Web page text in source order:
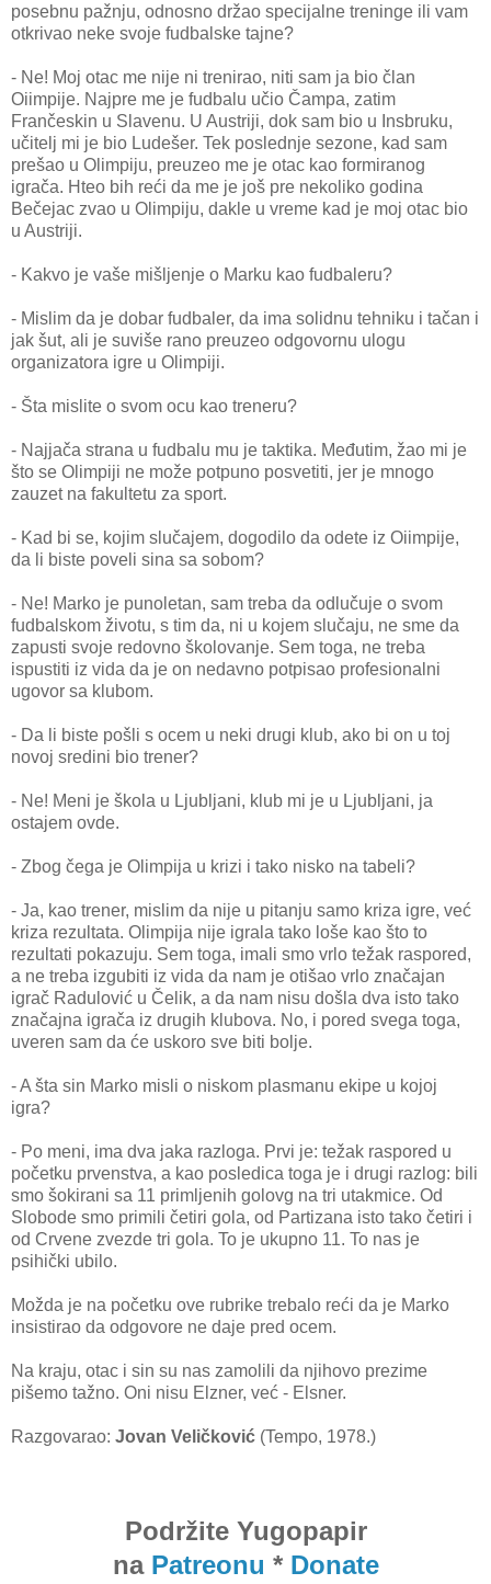
posebnu pažnju, odnosno držao specijalne treninge ili vam
otkrivao neke svoje fudbalske tajne?
- Ne! Moj otac me nije ni trenirao, niti sam ja bio član
Oiimpije. Najpre me je fudbalu učio Čampa, zatim
Frančeskin u Slavenu. U Austriji, dok sam bio u Insbruku,
učitelj mi je bio Ludešer. Tek poslednje sezone, kad sam
prešao u Olimpiju, preuzeo me je otac kao formiranog
igrača. Hteo bih reći da me je još pre nekoliko godina
Bečejac zvao u Olimpiju, dakle u vreme kad je moj otac bio
u Austriji.
- Kakvo je vaše mišljenje o Marku kao fudbaleru?
- Mislim da je dobar fudbaler, da ima solidnu tehniku i tačan i
jak šut, ali je suviše rano preuzeo odgovornu ulogu
organizatora igre u Olimpiji.
- Šta mislite o svom ocu kao treneru?
- Najjača strana u fudbalu mu je taktika. Međutim, žao mi je
što se Olimpiji ne može potpuno posvetiti, jer je mnogo
zauzet na fakultetu za sport.
- Kad bi se, kojim slučajem, dogodilo da odete iz Oiimpije,
da li biste poveli sina sa sobom?
- Ne! Marko je punoletan, sam treba da odlučuje o svom
fudbalskom životu, s tim da, ni u kojem slučaju, ne sme da
zapusti svoje redovno školovanje. Sem toga, ne treba
ispustiti iz vida da je on nedavno potpisao profesionalni
ugovor sa klubom.
- Da li biste pošli s ocem u neki drugi klub, ako bi on u toj
novoj sredini bio trener?
- Ne! Meni je škola u Ljubljani, klub mi je u Ljubljani, ja
ostajem ovde.
- Zbog čega je Olimpija u krizi i tako nisko na tabeli?
- Ja, kao trener, mislim da nije u pitanju samo kriza igre, već
kriza rezultata. Olimpija nije igrala tako loše kao što to
rezultati pokazuju. Sem toga, imali smo vrlo težak raspored,
a ne treba izgubiti iz vida da nam je otišao vrlo značajan
igrač Radulović u Čelik, a da nam nisu došla dva isto tako
značajna igrača iz drugih klubova. No, i pored svega toga,
uveren sam da će uskoro sve biti bolje.
- A šta sin Marko misli o niskom plasmanu ekipe u kojoj
igra?
- Po meni, ima dva jaka razloga. Prvi je: težak raspored u
početku prvenstva, a kao posledica toga je i drugi razlog: bili
smo šokirani sa 11 primljenih golovg na tri utakmice. Od
Slobode smo primili četiri gola, od Partizana isto tako četiri i
od Crvene zvezde tri gola. To je ukupno 11. To nas je
psihički ubilo.
Možda je na početku ove rubrike trebalo reći da je Marko
insistirao da odgovore ne daje pred ocem.
Na kraju, otac i sin su nas zamolili da njihovo prezime
pišemo tažno. Oni nisu Elzner, već - Elsner.
Razgovarao: Jovan Veličković (Tempo, 1978.)
Podržite Yugopapir
na Patreonu * Donate